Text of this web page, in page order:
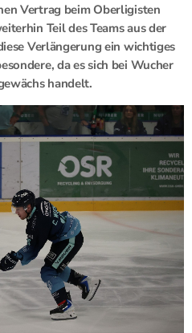
Vertrag beim Oberligisten
Teil des Teams aus der
Verlängerung ein wichtiges
da es sich bei Wucher
handelt.